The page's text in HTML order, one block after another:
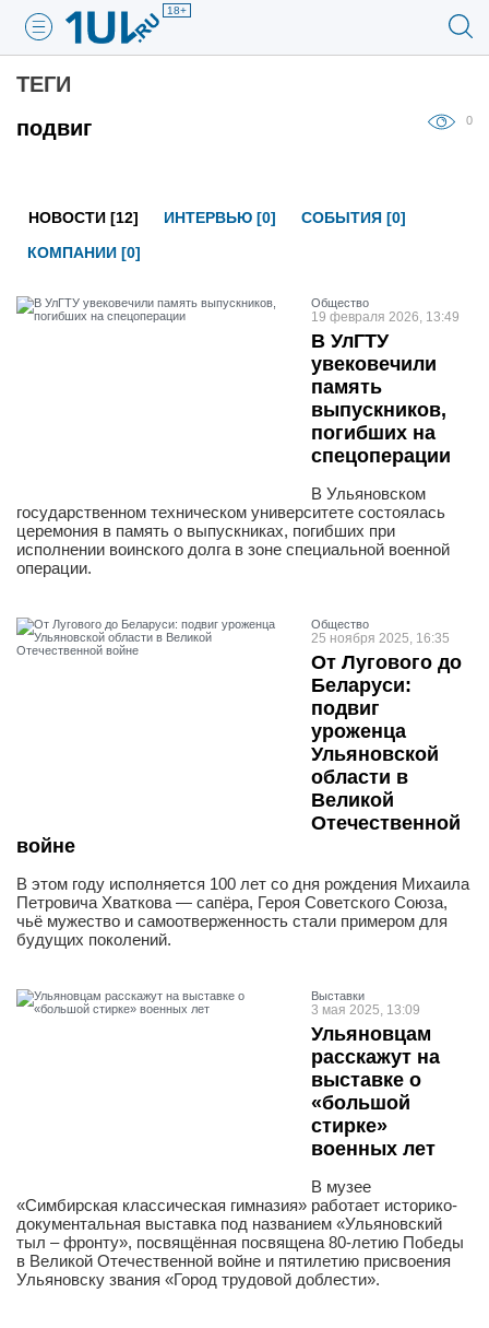
18+
ТЕГИ
подвиг
0
НОВОСТИ [12] ИНТЕРВЬЮ [0]
СОБЫТИЯ [0]
КОМПАНИИ [0]
Общество
19 февраля 2026, 13:49
В УлГТУ
увековечили
память
выпускников,
погибших на
спецоперации
В Ульяновском
государственном техническом университете состоялась
церемония в память о выпускниках, погибших при
исполнении воинского долга в зоне специальной военной
операции.
Общество
25 ноября 2025, 16:35
От Лугового до
Беларуси:
подвиг
уроженца
Ульяновской
области в
Великой
Отечественной
войне
В этом году исполняется 100 лет со дня рождения Михаила
Петровича Хваткова — сапёра, Героя Советского Союза,
чьё мужество и самоотверженность стали примером для
будущих поколений.
Выставки
3 мая 2025, 13:09
Ульяновцам
расскажут на
выставке о
«большой
стирке»
военных лет
В музее
«Симбирская классическая гимназия» работает историко-
документальная выставка под названием «Ульяновский
тыл – фронту», посвящённая посвящена 80-летию Победы
в Великой Отечественной войне и пятилетию присвоения
Ульяновску звания «Город трудовой доблести».